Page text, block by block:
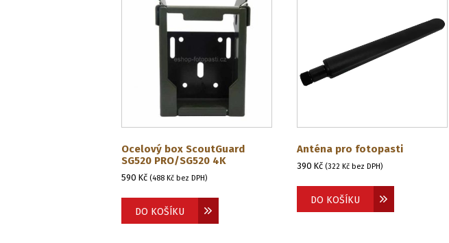
Ocelový box ScoutGuard
SG520 PRO/SG520 4K
590 Kč (488 Kč bez DPH)
DO KOŠÍKU
Anténa pro fotopasti
390 Kč (322 Kčbez DPH)
DO KOŠÍKU